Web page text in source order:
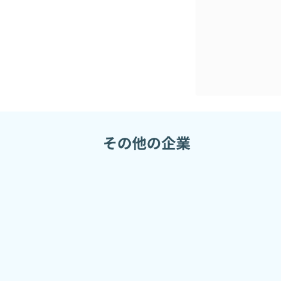
その他の企業